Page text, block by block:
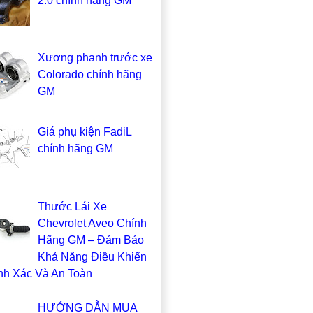
Xương phanh trước xe
Colorado chính hãng
GM
Giá phụ kiện FadiL
chính hãng GM
Thước Lái Xe
Chevrolet Aveo Chính
Hãng GM – Đảm Bảo
Khả Năng Điều Khiển
Xác Và An Toàn
HƯỚNG DẪN MUA